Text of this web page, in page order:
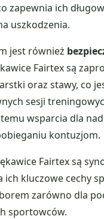
zapewnia ich
uszkodzenia.
jest również
Fairtex są
oraz stawy, co
sesji
wsparcia dla
kontuzjom.
Fairtex są
kluczowe cechy
zarówno dla
sportowców.